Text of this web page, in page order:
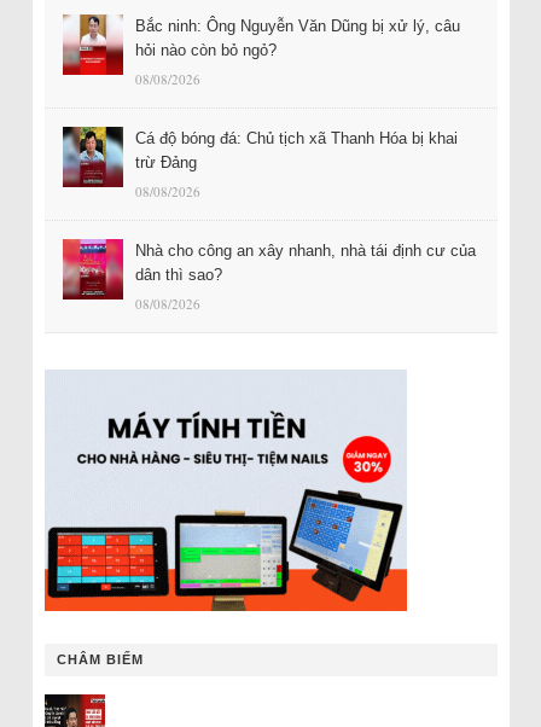
Bắc ninh: Ông Nguyễn Văn Dũng bị xử lý, câu
hỏi nào còn bỏ ngỏ?
08/08/2026
Cá độ bóng đá: Chủ tịch xã Thanh Hóa bị khai
trừ Đảng
08/08/2026
Nhà cho công an xây nhanh, nhà tái định cư của
dân thì sao?
08/08/2026
CHÂM BIẾM